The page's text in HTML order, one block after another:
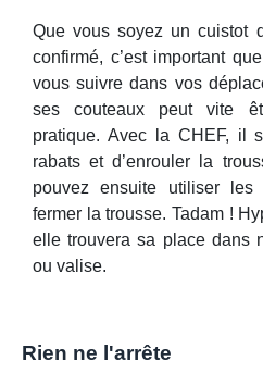
Que vous soyez un cuistot
confirmé, c’est important
vous suivre dans vos
ses couteaux peut vite
pratique. Avec la CHEF, il
rabats et d’enrouler la
pouvez ensuite utiliser les
fermer la trousse. Tadam !
elle trouvera sa place dans
ou valise.
Rien ne l'arrête